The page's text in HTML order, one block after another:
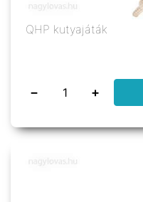
QHP kutyajáták
− +